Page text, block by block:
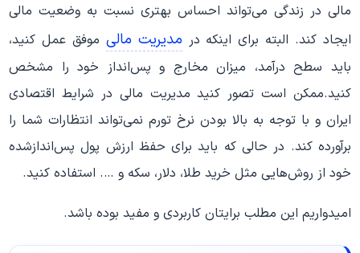
مالی در زندگی می‌تواند احساس بهتری نسبت به وضعیت مالی
ایجاد کند. البته برای اینکه در مدیریت مالی موفق عمل کنید،
باید سطح درآمد، میزان مخارج و پس‌انداز خود را مشخص
کنید.ممکن است تصور کنید مدیریت مالی در شرایط اقتصادی
ایران و با توجه به بالا بودن نرخ تورم نمی‌تواند انتظارات شما را
برآورده کند. در حالی که باید برای حفظ ارزش پول پس‌انداز‌شده
خود از روش‌هایی مثل خرید طلا، دلار، سکه و …. استفاده کنید.
امیدواریم این مطلب برایتان کاربردی و مفید بوده باشد.